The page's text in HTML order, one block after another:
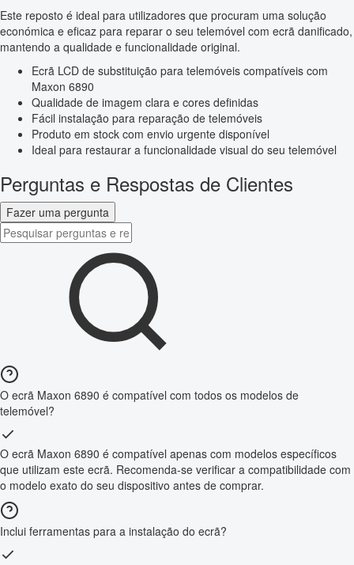
Este reposto é ideal para utilizadores que procuram uma solução
económica e eficaz para reparar o seu telemóvel com ecrã danificado,
mantendo a qualidade e funcionalidade original.
Ecrã LCD de substituição para telemóveis compatíveis com
Maxon 6890
Qualidade de imagem clara e cores definidas
Fácil instalação para reparação de telemóveis
Produto em stock com envio urgente disponível
Ideal para restaurar a funcionalidade visual do seu telemóvel
Perguntas e Respostas de Clientes
Fazer uma pergunta
O ecrã Maxon 6890 é compatível com todos os modelos de
telemóvel?
O ecrã Maxon 6890 é compatível apenas com modelos específicos
que utilizam este ecrã. Recomenda-se verificar a compatibilidade com
o modelo exato do seu dispositivo antes de comprar.
Inclui ferramentas para a instalação do ecrã?